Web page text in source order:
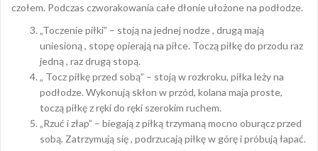
czołem. Podczas czworakowania całe dłonie ułożone na podłodze.
„Toczenie piłki” – stoją na jednej nodze , drugą mają
uniesioną , stopę opierają na piłce. Toczą piłkę do przodu raz
jedną , raz drugą stopą.
„ Tocz piłkę przed sobą” – stoją w rozkroku, piłka leży na
podłodze. Wykonują skłon w przód, kolana maja proste,
toczą piłkę z ręki do ręki szerokim ruchem.
„Rzuć i złap” – biegają z piłką trzymaną mocno oburącz przed
sobą. Zatrzymują się , podrzucają piłkę w górę i próbują łapać.